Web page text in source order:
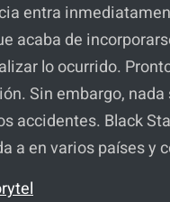
entra
acaba de
lo ocurrido.
Sin embargo,
accidentes. Black
a en varios países y